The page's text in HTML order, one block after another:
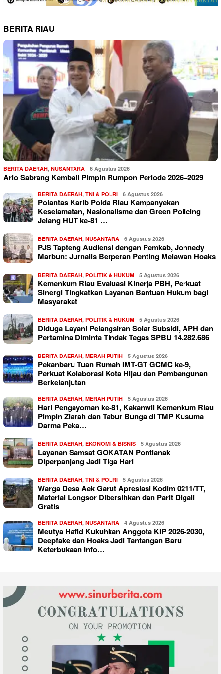
BERITA RIAU
BERITA DAERAH, NUSANTARA 6 Agustus 2026
Ario Sabrang Kembali Pimpin Rumpon Periode 2026–2029
BERITA DAERAH, TNI & POLRI 6 Agustus 2026
Polantas Karib Polda Riau Kampanyekan
Keselamatan, Nasionalisme dan Green Policing
Jelang HUT ke-81 …
BERITA DAERAH, NUSANTARA 6 Agustus 2026
PJS Tapteng Audiensi dengan Pemkab, Jonnedy
Marbun: Jurnalis Berperan Penting Melawan Hoaks
BERITA DAERAH, POLITIK & HUKUM 5 Agustus 2026
Kemenkum Riau Evaluasi Kinerja PBH, Perkuat
Sinergi Tingkatkan Layanan Bantuan Hukum bagi
Masyarakat
BERITA DAERAH, POLITIK & HUKUM 5 Agustus 2026
Diduga Layani Pelangsiran Solar Subsidi, APH dan
Pertamina Diminta Tindak Tegas SPBU 14.282.686
BERITA DAERAH, MERAH PUTIH 5 Agustus 2026
Pekanbaru Tuan Rumah IMT-GT GCMC ke-9,
Perkuat Kolaborasi Kota Hijau dan Pembangunan
Berkelanjutan
BERITA DAERAH, MERAH PUTIH 5 Agustus 2026
Hari Pengayoman ke-81, Kakanwil Kemenkum Riau
Pimpin Ziarah dan Tabur Bunga di TMP Kusuma
Darma Peka…
BERITA DAERAH, EKONOMI & BISNIS 5 Agustus 2026
Layanan Samsat GOKATAN Pontianak
Diperpanjang Jadi Tiga Hari
BERITA DAERAH, TNI & POLRI 5 Agustus 2026
Warga Desa Aek Garut Apresiasi Kodim 0211/TT,
Material Longsor Dibersihkan dan Parit Digali
Gratis
BERITA DAERAH, NUSANTARA 4 Agustus 2026
Meutya Hafid Kukuhkan Anggota KIP 2026-2030,
Deepfake dan Hoaks Jadi Tantangan Baru
Keterbukaan Info…